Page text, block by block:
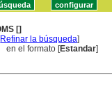
[]
Refinar la búsqueda]
en el formato [Estandar]